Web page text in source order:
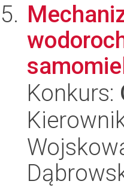
Konkurs: